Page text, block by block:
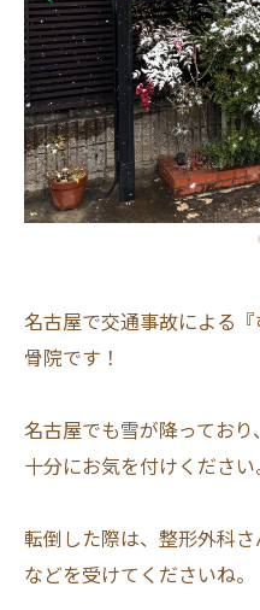
名古屋で交通事故による
骨院です！
名古屋でも雪が降ってお
十分にお気を付けください
転倒した際は、整形外科
などを受けてくださいね。